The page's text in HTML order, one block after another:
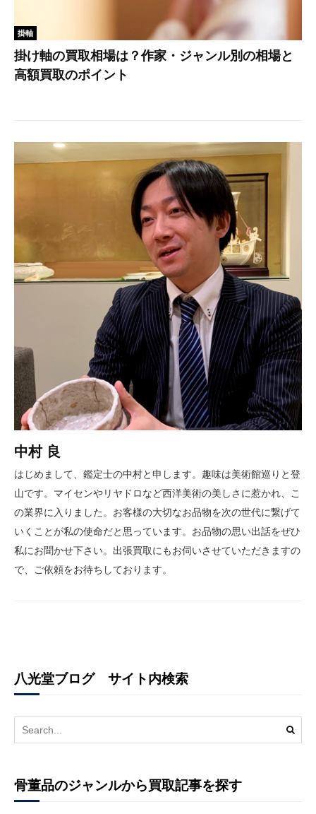
掛軸
掛け軸の買取相場は？作家・ジャンル別の相場と
高額買取のポイント
中村 良
はじめまして、鑑定士の中村と申します。趣味は美術館巡りと登
山です。マイセンやリヤドロなど西洋美術の美しさに惹かれ、こ
の業界に入りました。お客様の大切なお品物を次の世代に繋げて
いくことが私の使命だと思っています。お品物の思い出話をぜひ
私にお聞かせ下さい。出張買取にもお伺いさせていただきますの
で、ご依頼をお待ちしております。
八光堂ブログ サイト内検索
Search
for:
骨董品のジャンルから買取記事を探す